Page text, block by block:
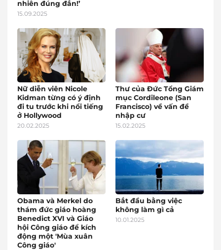
nhiên đúng đắn!’
15.09.2025
Nữ diễn viên Nicole
Kidman từng có ý định
đi tu trước khi nổi tiếng
ở Hollywood
20.02.2025
Thư của Đức Tổng Giám
mục Cordileone (San
Francisco) về vấn đề
nhập cư
15.02.2025
Obama và Merkel do
thám đức giáo hoàng
Benedict XVI và Giáo
hội Công giáo để kích
động một 'Mùa xuân
Công giáo'
Bắt đầu bằng việc
không làm gì cả
10.01.2025